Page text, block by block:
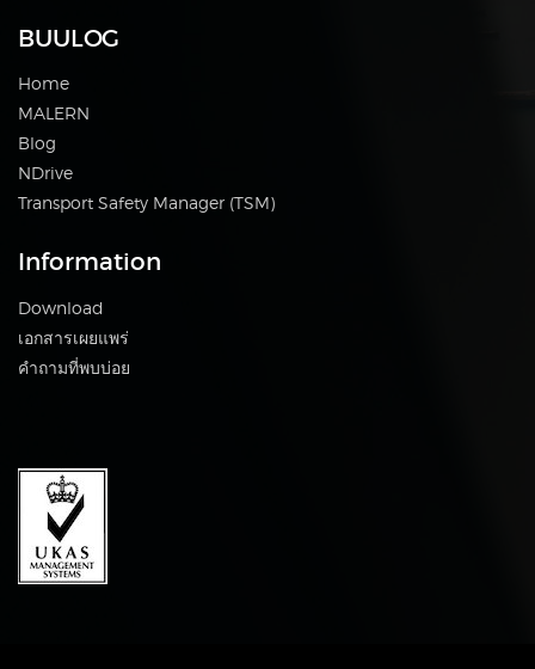
BUULOG
Home
MALERN
Blog
NDrive
Transport Safety Manager (TSM)
Information
Download
เอกสารเผยแพร่
คำถามที่พบบ่อย